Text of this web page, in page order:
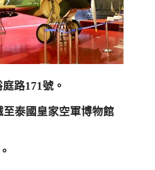
庭路171號。
至泰國皇家空軍博物館